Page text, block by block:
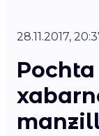
28.11.2017,
Pochta